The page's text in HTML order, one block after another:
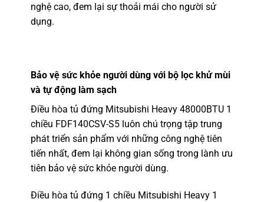
nghệ cao, đem lại sự thoải mái cho người sử
dụng.
Bảo vệ sức khỏe người dùng với bộ lọc khử mùi
và tự động làm sạch
Điều hòa tủ đứng Mitsubishi Heavy 48000BTU 1
chiều FDF140CSV-S5 luôn chú trọng tập trung
phát triển sản phẩm với những công nghệ tiên
tiến nhất, đem lại không gian sống trong lành ưu
tiên bảo vệ sức khỏe người dùng.
Điều hòa tủ đứng 1 chiều Mitsubishi Heavy 1